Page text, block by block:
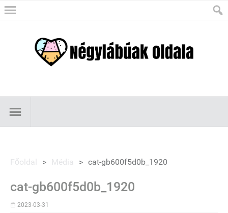
Főoldal > Média > cat-gb600f5d0b_1920
cat-gb600f5d0b_1920
2023-03-31